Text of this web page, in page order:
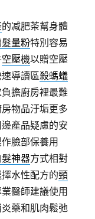
的减肥茶幫身體
髮量粉特別容易
空壓機以贈空壓
導讀區殺螞蟻
擔廚房裡最難
物品汙垢更多
邊產品疑慮的安
臉部保養用
神器方式相對
水性配方的頸
醫師建議使用
藥和肌肉鬆弛